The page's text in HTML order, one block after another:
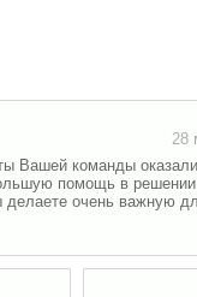
28 мая
команды оказали
помощь в решении
очень важную для